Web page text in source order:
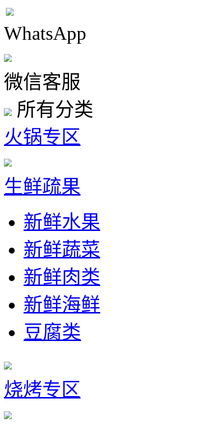
WhatsApp
微信客服
所有分类
火锅专区
生鲜疏果
新鲜水果
新鲜蔬菜
新鲜肉类
新鲜海鲜
豆腐类
烧烤专区